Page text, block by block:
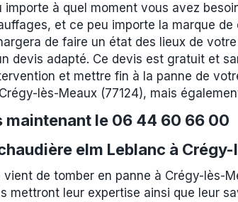
importe à quel moment vous avez
et ce peu importe la marque
de faire un état des lieux de
devis adapté. Ce devis est gratuit et
et mettre fin à la panne de
lès-Meaux (77124), mais
maintenant le 06 44 60 66 00
elm Leblanc à
de tomber en panne à Crégy-lès-
mettront leur expertise ainsi que leur